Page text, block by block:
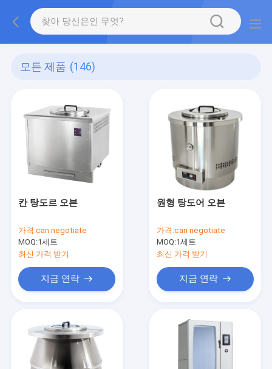
모든 제품 (146)
칸 탕도르 오븐
가격:can negotiate
MOQ:1세트
최신 가격 받기
지금 연락
원형 탕도어 오븐
가격:can negotiate
MOQ:1세트
최신 가격 받기
지금 연락